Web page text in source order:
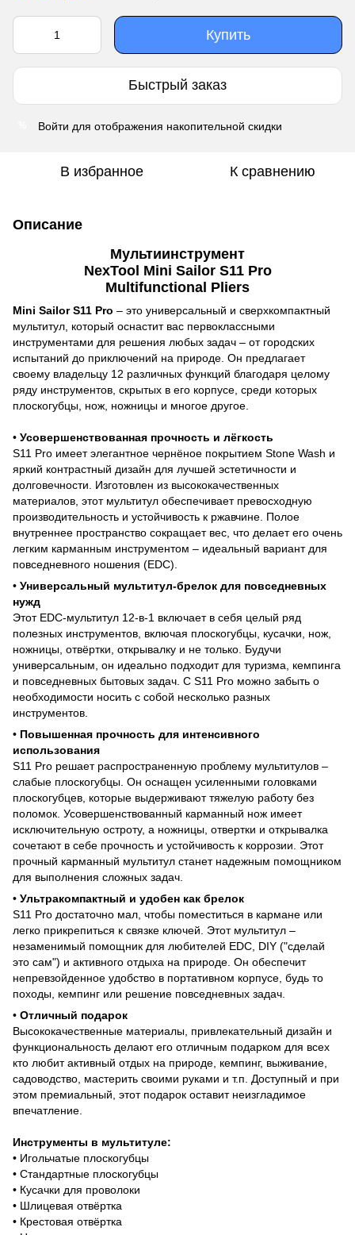
Купить
Быстрый заказ
Войти для отображения накопительной скидки
В избранное К сравнению
Описание
Мультиинструмент
NexTool Mini Sailor S11 Pro
Multifunctional Pliers
Mini Sailor S11 Pro – это универсальный и сверхкомпактный
мультитул, который оснастит вас первоклассными
инструментами для решения любых задач – от городских
испытаний до приключений на природе. Он предлагает
своему владельцу 12 различных функций благодаря целому
ряду инструментов, скрытых в его корпусе, среди которых
плоскогубцы, нож, ножницы и многое другое.
• Усовершенствованная прочность и лёгкость
S11 Pro имеет элегантное чернёное покрытием Stone Wash и
яркий контрастный дизайн для лучшей эстетичности и
долговечности. Изготовлен из высококачественных
материалов, этот мультитул обеспечивает превосходную
производительность и устойчивость к ржавчине. Полое
внутреннее пространство сокращает вес, что делает его очень
легким карманным инструментом – идеальный вариант для
повседневного ношения (EDC).
• Универсальный мультитул-брелок для повседневных
нужд
Этот EDC-мультитул 12-в-1 включает в себя целый ряд
полезных инструментов, включая плоскогубцы, кусачки, нож,
ножницы, отвёртки, открывалку и не только. Будучи
универсальным, он идеально подходит для туризма, кемпинга
и повседневных бытовых задач. С S11 Pro можно забыть о
необходимости носить с собой несколько разных
инструментов.
• Повышенная прочность для интенсивного
использования
S11 Pro решает распространенную проблему мультитулов –
слабые плоскогубцы. Он оснащен усиленными головками
плоскогубцев, которые выдерживают тяжелую работу без
поломок. Усовершенствованный карманный нож имеет
исключительную остроту, а ножницы, отвертки и открывалка
сочетают в себе прочность и устойчивость к коррозии. Этот
прочный карманный мультитул станет надежным помощником
для выполнения сложных задач.
• Ультракомпактный и удобен как брелок
S11 Pro достаточно мал, чтобы поместиться в кармане или
легко прикрепиться к связке ключей. Этот мультитул –
незаменимый помощник для любителей EDC, DIY ("сделай
это сам") и активного отдыха на природе. Он обеспечит
непревзойденное удобство в портативном корпусе, будь то
походы, кемпинг или решение повседневных задач.
• Отличный подарок
Высококачественные материалы, привлекательный дизайн и
функциональность делают его отличным подарком для всех
кто любит активный отдых на природе, кемпинг, выживание,
садоводство, мастерить своими руками и т.п. Доступный и при
этом премиальный, этот подарок оставит неизгладимое
впечатление.
Инструменты в мультитуле:
• Игольчатые плоскогубцы
• Стандартные плоскогубцы
• Кусачки для проволоки
• Шлицевая отвёртка
• Крестовая отвёртка